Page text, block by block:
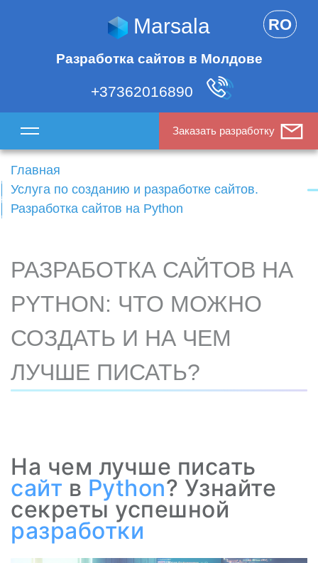
Marsala
Разработка сайтов в Молдове
+37362016890
RO
Заказать разработку
Главная
Услуга по созданию и разработке сайтов.
Разработка сайтов на Python
РАЗРАБОТКА САЙТОВ НА
PYTHON: ЧТО МОЖНО
СОЗДАТЬ И НА ЧЕМ
ЛУЧШЕ ПИСАТЬ?
На чем лучше писать
сайт в Python? Узнайте
секреты успешной
разработки